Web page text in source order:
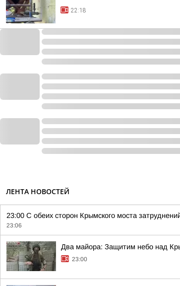
22:18
ЛЕНТА НОВОСТЕЙ
23:00 С обеих сторон Крымского моста
23:06
Два майора: Защитим небо над
23:00